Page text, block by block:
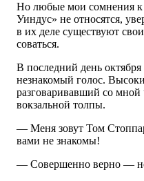
Но любые мои сомнения к
Уиндус» не относятся,
в их деле существуют
соваться.
В последний день
незнакомый голос.
разговаривавший со
вокзальной толпы.
— Меня зовут Том
вами не знакомы!
— Совершенно верно —